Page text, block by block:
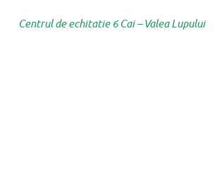
Centrul de echitatie 6 Cai – Valea Lupului